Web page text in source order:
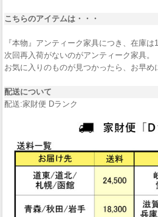
こちらのアイテムは・・・
『本物』アンティーク家具につき、在庫は
次回再入荷がないのがアンティーク家具。
お気に入りのものが見つかったら、お早め
配送について
配送:家財便 Dランク